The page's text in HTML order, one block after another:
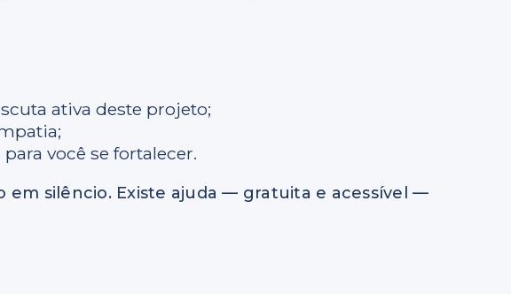
ativa deste projeto;
você se fortalecer.
silêncio. Existe ajuda — gratuita e acessível —